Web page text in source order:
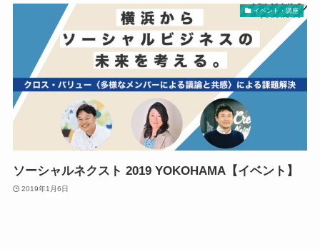
イベント・講座
ソーシャルネクスト 2019 YOKOHAMA【イベント】
2019年1月6日